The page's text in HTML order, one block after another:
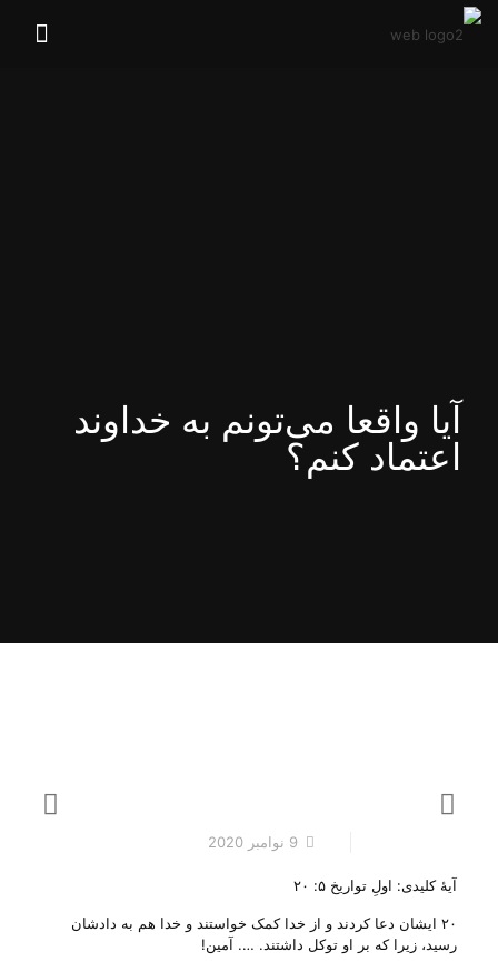
آیا واقعا می‌‌تونم به خداوند
اعتماد کنم؟
9 نوامبر 2020
آیهٔ کلیدی: اولِ تواریخ ۵: ۲۰
۲۰ ایشان دعا کردند و از خدا کمک خواستند و خدا هم به دادشان
رسید، زیرا که بر او توکل داشتند. …. آمین!